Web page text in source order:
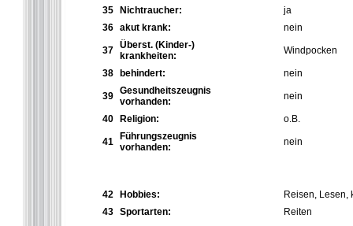
35 Nichtraucher:
ja
36 akut krank: nein
37 Überst. (Kinder-)
krankheiten:
Windpocken
38 behindert: nein
39 Gesundheitszeugnis
vorhanden:
nein
40 Religion: o.B.
41
Führungszeugnis
vorhanden:
nein
42 Hobbies:
Reisen, Lesen,
43 Sportarten:
Reiten